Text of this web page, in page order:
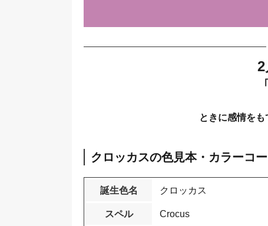
ときに感情を
クロッカスの色見本・カラーコ
誕生色名 クロッカス
スペル Crocus